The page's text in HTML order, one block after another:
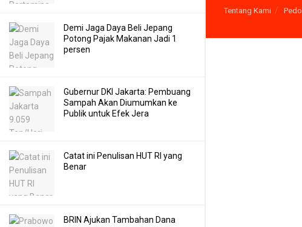
Demi Jaga Daya Beli Jepang
Potong Pajak Makanan Jadi 1
persen
Gubernur DKI Jakarta: Pembuang
Sampah Akan Diumumkan ke
Publik untuk Efek Jera
Catat ini Penulisan HUT RI yang
Benar
BRIN Ajukan Tambahan Dana
Tentang Kami